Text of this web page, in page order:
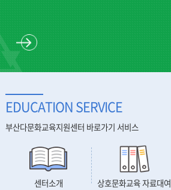
바로가
기
EDUCATION SERVICE
부산다문화교육지원센터 바로가기 서비스
센터소개 상호문화교육 자료대여